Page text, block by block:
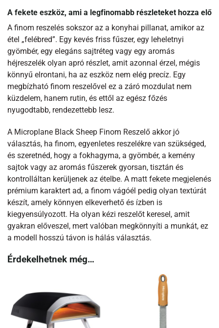
A fekete eszköz, ami a legfinomabb részleteket hozza elő
A finom reszelés sokszor az a konyhai pillanat, amikor az
étel „felébred”. Egy kevés friss fűszer, egy leheletnyi
gyömbér, egy elegáns sajtréteg vagy egy aromás
héjreszelék olyan apró részlet, amit azonnal érzel, mégis
könnyű elrontani, ha az eszköz nem elég precíz. Egy
megbízható finom reszelővel ez a záró mozdulat nem
küzdelem, hanem rutin, és ettől az egész főzés
nyugodtabb, rendezettebb lesz.
A Microplane Black Sheep Finom Reszelő akkor jó
választás, ha finom, egyenletes reszelékre van szükséged,
és szeretnéd, hogy a fokhagyma, a gyömbér, a kemény
sajtok vagy az aromás fűszerek gyorsan, tisztán és
kontrolláltan kerüljenek az ételbe. A matt fekete megjelenés
prémium karaktert ad, a finom vágóél pedig olyan textúrát
készít, amely könnyen elkeverhető és ízben is
kiegyensúlyozott. Ha olyan kézi reszelőt keresel, amit
gyakran előveszel, mert valóban megkönnyíti a munkát, ez
a modell hosszú távon is hálás választás.
Érdekelhetnek még…